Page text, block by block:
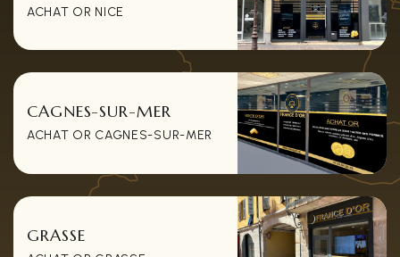
ACHAT OR NICE
CAGNES-SUR-MER
ACHAT OR CAGNES-SUR-MER
GRASSE